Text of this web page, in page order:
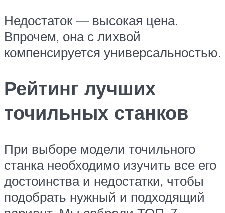
Недостаток — высокая цена.
Впрочем, она с лихвой
компенсируется универсальностью.
Рейтинг лучших
точильных станков
При выборе модели точильного
станка необходимо изучить все его
достоинства и недостатки, чтобы
подобрать нужный и подходящий